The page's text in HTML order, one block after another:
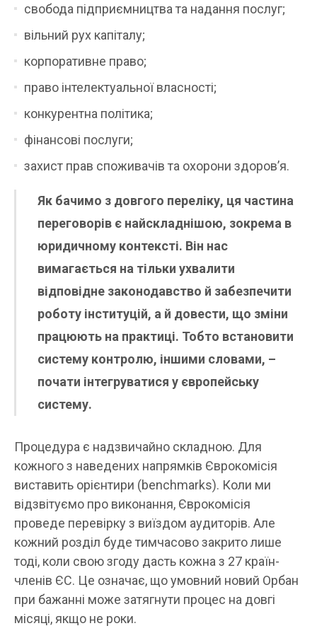
свобода підприємництва та надання послуг;
вільний рух капіталу;
корпоративне право;
право інтелектуальної власності;
конкурентна політика;
фінансові послуги;
захист прав споживачів та охорони здоров’я.
Як бачимо з довгого переліку, ця частина
переговорів є найскладнішою, зокрема в
юридичному контексті. Він нас
вимагається на тільки ухвалити
відповідне законодавство й забезпечити
роботу інституцій, а й довести, що зміни
працюють на практиці. Тобто встановити
систему контролю, іншими словами, –
почати інтегруватися у європейську
систему.
Процедура є надзвичайно складною. Для
кожного з наведених напрямків Єврокомісія
виставить орієнтири (benchmarks). Коли ми
відзвітуємо про виконання, Єврокомісія
проведе перевірку з виїздом аудиторів. Але
кожний розділ буде тимчасово закрито лише
тоді, коли свою згоду дасть кожна з 27 країн-
членів ЄС. Це означає, що умовний новий Орбан
при бажанні може затягнути процес на довгі
місяці, якщо не роки.